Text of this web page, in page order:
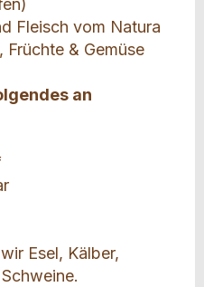
Fleisch vom Natura
Früchte & Gemüse
an
Esel, Kälber,